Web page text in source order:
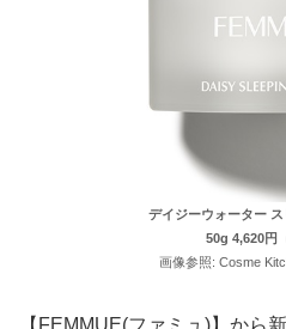
デイジーウォーター
50g 4,620円
画像参照: Cosme